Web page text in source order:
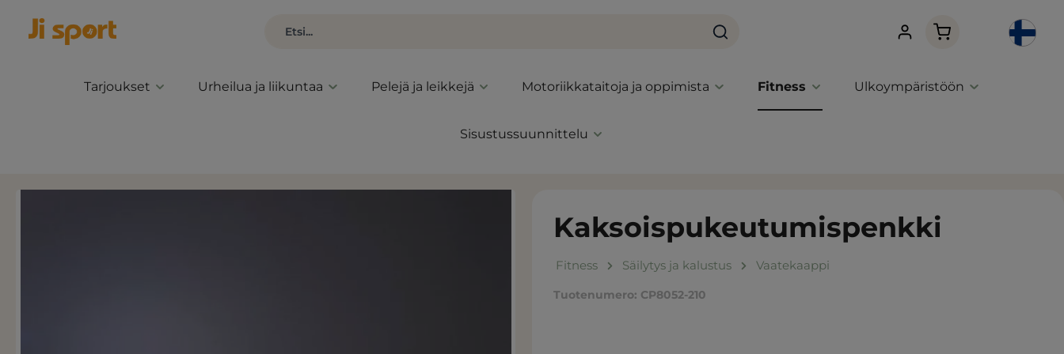
Ostoskori sisältää
Tarjoukset Urheilua ja liikuntaa Pelejä ja leikkejä Motoriikkataitoja ja oppimista Fitness Ulkoympäristöön
Sisustussuunnittelu
Kaksoispukeutumispenkki
Fitness Säilytys ja kalustus Vaatekaappi
Tuotenumero: CP8052-210